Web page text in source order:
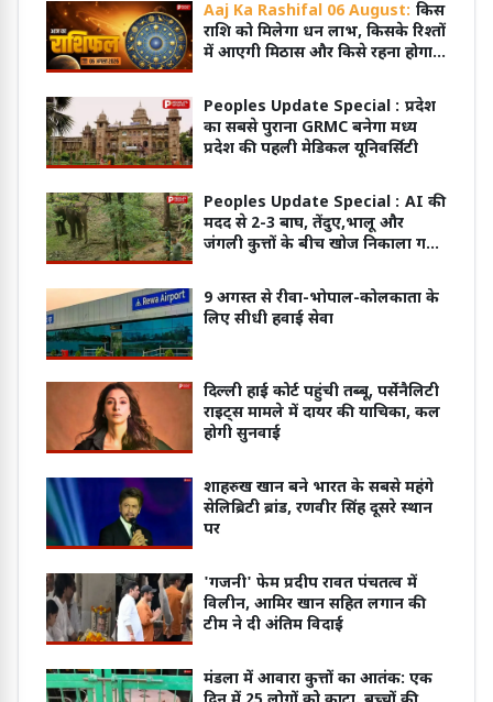
Aaj Ka Rashifal 06 August: किस
राशि को मिलेगा धन लाभ, किसके रिश्तों
में आएगी मिठास और किसे रहना होगा
Peoples Update Special : प्रदेश
का सबसे पुराना GRMC बनेगा मध्य
प्रदेश की पहली मेडिकल यूनिवर्सिटी
Peoples Update Special : AI की
मदद से 2-3 बाघ, तेंदुए,भालू और
जंगली कुत्तों के बीच खोज निकाला गया
9 अगस्त से रीवा-भोपाल-कोलकाता के
लिए सीधी हवाई सेवा
दिल्ली हाई कोर्ट पहुंची तब्बू, पर्सेनैलिटी
राइट्स मामले में दायर की याचिका, कल
होगी सुनवाई
शाहरुख खान बने भारत के सबसे महंगे
सेलिब्रिटी ब्रांड, रणवीर सिंह दूसरे स्थान
पर
'गजनी' फेम प्रदीप रावत पंचतत्व में
विलीन, आमिर खान सहित लगान की
टीम ने दी अंतिम विदाई
मंडला में आवारा कुत्तों का आतंक: एक